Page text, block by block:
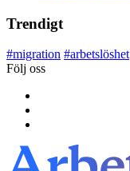
Trendigt
#migration #arbetslöshet
Följ oss